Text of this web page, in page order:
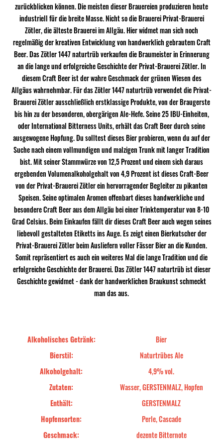
zurückblicken können. Die meisten dieser Brauereien produzieren heute
industriell für die breite Masse. Nicht so die Brauerei Privat-Brauerei
Zötler, die älteste Brauerei im Allgäu. Hier widmet man sich noch
regelmäßig der kreativen Entwicklung von handwerklich gebrautem Craft
Beer. Das Zötler 1447 naturtrüb verkaufen die Braumeister in Erinnerung
an die lange und erfolgreiche Geschichte der Privat-Brauerei Zötler. In
diesem Craft Beer ist der wahre Geschmack der grünen Wiesen des
Allgäus wahrnehmbar. Für das Zötler 1447 naturtrüb verwendet die Privat-
Brauerei Zötler ausschließlich erstklassige Produkte, von der Braugerste
bis hin zu der besonderen, obergärigen Ale-Hefe. Seine 25 IBU-Einheiten,
oder International Bitterness Units, erhält das Craft Beer durch seine
ausgewogene Hopfung. Du solltest dieses Bier probieren, wenn du auf der
Suche nach einem vollmundigen und malzigen Trunk mit langer Tradition
bist. Mit seiner Stammwürze von 12,5 Prozent und einem sich daraus
ergebenden Volumenalkoholgehalt von 4,9 Prozent ist dieses Craft-Beer
von der Privat-Brauerei Zötler ein hervorragender Begleiter zu pikanten
Speisen. Seine optimalen Aromen offenbart dieses handwerkliche und
besondere Craft Beer aus dem Allgäu bei einer Trinktemperatur von 8-10
Grad Celsius. Beim Einkaufen fällt dir dieses Craft Beer auch wegen seines
liebevoll gestalteten Etiketts ins Auge. Es zeigt einen Bierkutscher der
Privat-Brauerei Zötler beim Ausliefern voller Fässer Bier an die Kunden.
Somit repräsentiert es auch ein weiteres Mal die lange Tradition und die
erfolgreiche Geschichte der Brauerei. Das Zötler 1447 naturtrüb ist dieser
Geschichte gewidmet - dank der handwerklichen Braukunst schmeckt
man das aus.
Alkoholisches Getränk:
Bier
Bierstil:
Naturtrübes Ale
Alkoholgehalt:
4,9% vol.
Zutaten:
Wasser, GERSTENMALZ, Hopfen
Enthält:
GERSTENMALZ
Hopfensorten:
Perle, Cascade
Geschmack:
dezente Bitternote